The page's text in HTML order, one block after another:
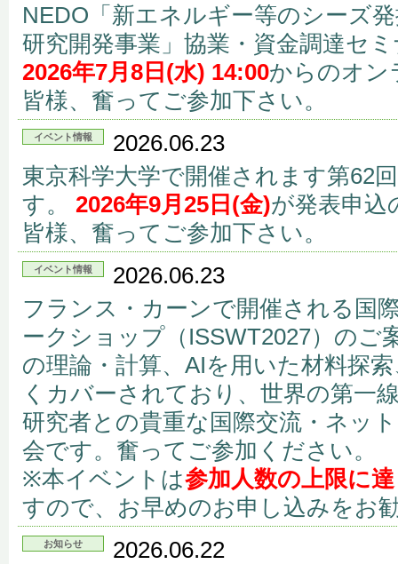
NEDO「新エネルギー等のシーズ
研究開発事業」協業・資金調達セ
2026年7月8日(水) 14:00からのオン
皆様、奮ってご参加下さい。
イベント情報
2026.06.23
東京科学大学で開催されます第62
す。 2026年9月25日(金)が発表申込
皆様、奮ってご参加下さい。
イベント情報
2026.06.23
フランス・カーンで開催される国
ークショップ（ISSWT2027）のご
の理論・計算、AIを用いた材料探
くカバーされており、世界の第一
研究者との貴重な国際交流・ネッ
会です。奮ってご参加ください。
※本イベントは参加人数の上限に
すので、お早めのお申し込みをお
お知らせ
2026.06.22